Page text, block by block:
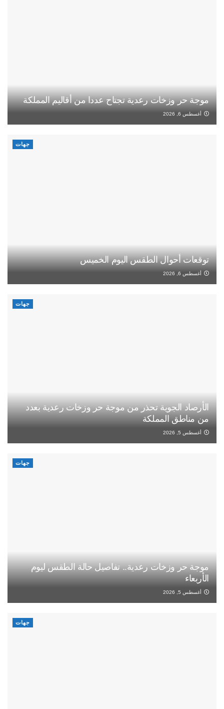
موجة حر وزخات رعدية تجتاح عددا من أقاليم المملكة
أغسطس 6, 2026
جهات
توقعات أحوال الطقس اليوم الخميس
أغسطس 6, 2026
جهات
الأرصاد الجوية تحذر من موجة حر وزخات رعدية بعدد
من مناطق المملكة
أغسطس 5, 2026
جهات
موجة حر وزخات رعدية.. تفاصيل حالة الطقس ليوم
الأربعاء
أغسطس 5, 2026
جهات